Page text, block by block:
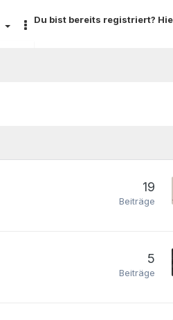
Du bist bereits registriert?
19
Beiträge
5
Beiträge